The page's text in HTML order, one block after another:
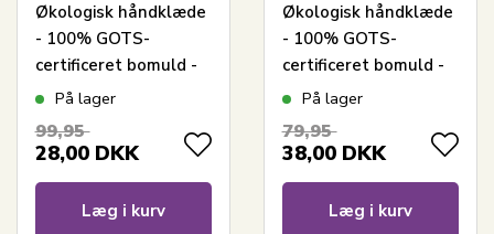
Økologisk håndklæde
- 100% GOTS-
certificeret bomuld -
Gæstehåndklæde
På lager
99,95
28,00 DKK
Læg i kurv
Økologisk håndklæde
- 100% GOTS-
certificeret bomuld -
Gæstehåndklæde
grøn
På lager
79,95
38,00 DKK
Læg i kurv